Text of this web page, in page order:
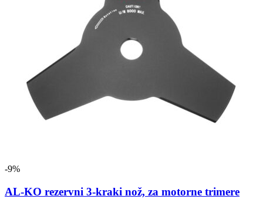
-9%
AL-KO rezervni 3-kraki nož, za motorne trimere